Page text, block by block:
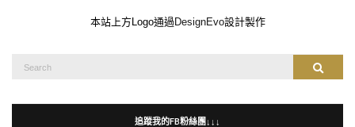
本站上方Logo通過 DesignEvo設計製作
Search
追蹤我的FB粉絲團↓↓↓